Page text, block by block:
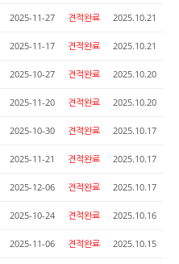
2025-11-27 견적완료 2025.10.21
2025-11-17 견적완료 2025.10.21
2025-10-27 견적완료 2025.10.20
2025-11-20 견적완료 2025.10.20
2025-10-30 견적완료 2025.10.17
2025-11-21 견적완료 2025.10.17
2025-12-06 견적완료 2025.10.17
2025-10-24 견적완료 2025.10.16
2025-11-06 견적완료 2025.10.15